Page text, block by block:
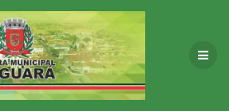
Skip
to
content